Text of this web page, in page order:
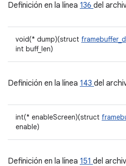
Definición en la línea 136 del
void(* dump)(struct
int buff_len)
Definición en la línea 143 del
int(* enableScreen)(struct
enable)
Definición en la línea 151 del